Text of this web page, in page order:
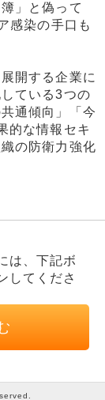
」と偽って
感染の手口も
開する企業に
ている3つの
通傾向」「今
的な情報セキ
の防衛力強化
は、下記ボ
してくださ